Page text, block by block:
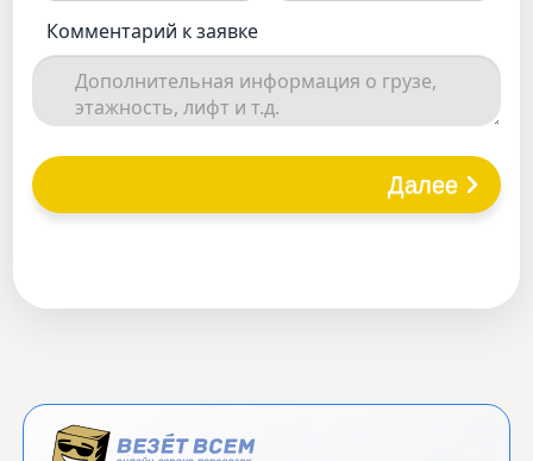
Комментарий к заявке
Далее